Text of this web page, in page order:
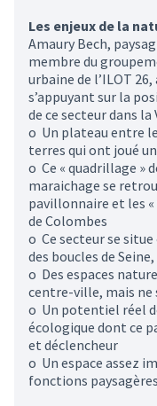
Les enjeux de la
Amaury Bech,
membre du
urbaine de l’ILOT
s’appuyant sur la
de ce secteur dans
o Un plateau entre
terres qui ont joué
o Ce « quadrillage »
maraichage se
pavillonnaire et les
de Colombes
o Ce secteur se
des boucles de
o Des espaces
centre-ville, mais
o Un potentiel réel
écologique dont ce
et déclencheur
o Un espace assez
fonctions paysagères